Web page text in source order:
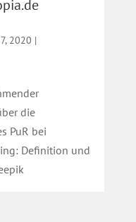
2020 |
die
PuR bei
Definition und